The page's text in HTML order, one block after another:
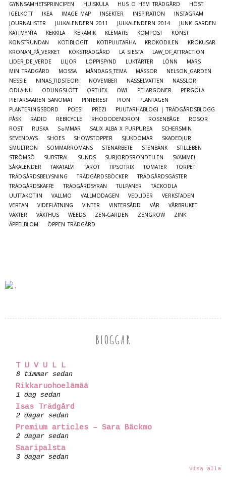
GYNNSAMHETSPRINCIPEN
HUISKULA HUS O HEM TRÄDGÅRD
HÖST
IGELKOTT
IKEA IMAGE MAP INSEKTER INSPIRATION
INSTAGRAM
JOURNALISTER
JULKALENDERN 2011 JULKALENDERN 2014
JUNK GARDEN
KATTMYNTA
KEKKILÄ KERAMIK KLEMATIS KOMPOST
KONST
KONSTRUNDAN
KOTIBLOGIT KOTIPUUTARHA KROKODILEN
KROKUSAR
KRONAN_PÅ_VERKET
KÖKSTRÄDGÅRD LA SIESTA
LAW_OF_ATTRACTION
LIDER_DE_VERDE
LILJOR LOPPISFYND LUKTÄRTER LÖNN
MARS
MIN TRÄDGÅRD
MOSSA MÅNDAGS_TEMA MÄSSOR
NELSON_GARDEN
NESSIE
NINAS_TIDSTEORI NOVEMBER NÄSSELVATTEN
NÄSSLOR
ODLA.NU
ODLINGSLOTT ORTHEX OWL PELARGONER
PERGOLA
PIETARSAAREN SANOMAT
PINTEREST PION
PLANTAGEN
PLANTERINGSBORD
POESI PREZI
PUUTARHABLOGI | TRÄDGÅRDSBLOGG
PÅSK
RADIO REBICYCLE RHODODENDRON ROSENBÅGE
ROSOR
ROST
RUSKA S☼MMAR SALIX ALBA X PURPUREA
SCHERSMIN
SEVENDAYS
SHOES SHOWSTOPPER SJUKDOMAR
SKADEDJUR
SMULTRON
SOMMARROMANS STENARBETE STENBÄNK
STILLEBEN
STRÖMSÖ
SUBSTRAL SUNDS SURJORDSRONDELLEN
SVAMMEL
SÅKALENDER
TAKATALVI TAROT TIPSOTRIX TOMATER
TORPET
TRÄDGÅRDSBELYSNING
TRÄDGÅRDSBÖCKER
TRÄDGÅRDSGÄSTER
TRÄDGÅRDSKAFFE
TRÄDGÅRDSYRAN TULPANER
TÄCKODLA
UUTTAKOTIIN
VALLMO VALLMODAGEN VEDLIDER
VERKSTADEN
VERTAN
VIDEFLÄTNING VINTER VINTERSÅDD VÅR
VÅRBRUKET
VÄXTER
VÄXTHUS WEEDS ZEN-GARDEN ZENGROW
ZINK
ÄPPELBLOM
ÖPPEN TRÄDGÅRD
BLOGGAR
T U V U L L
8 timmar sedan
Rikkaruohoelämää
1 dag sedan
Isas Trädgård
2 dagar sedan
Premium articles – Sara Bäckmo
2 dagar sedan
Saaripalsta
3 dagar sedan
Visa alla